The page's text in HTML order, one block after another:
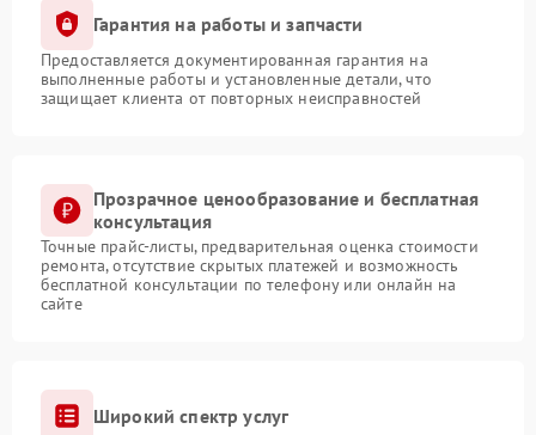
Гарантия на работы и запчасти
Предоставляется документированная гарантия на
выполненные работы и установленные детали, что
защищает клиента от повторных неисправностей
Прозрачное ценообразование и бесплатная
консультация
Точные прайс-листы, предварительная оценка стоимости
ремонта, отсутствие скрытых платежей и возможность
бесплатной консультации по телефону или онлайн на
сайте
Широкий спектр услуг